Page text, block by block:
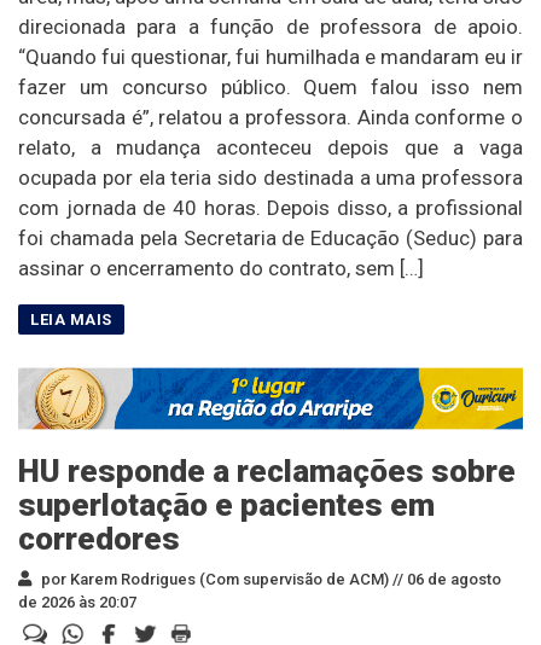
direcionada para a função de professora de apoio.
“Quando fui questionar, fui humilhada e mandaram eu ir
fazer um concurso público. Quem falou isso nem
concursada é”, relatou a professora. Ainda conforme o
relato, a mudança aconteceu depois que a vaga
ocupada por ela teria sido destinada a uma professora
com jornada de 40 horas. Depois disso, a profissional
foi chamada pela Secretaria de Educação (Seduc) para
assinar o encerramento do contrato, sem […]
HU responde a reclamações sobre
superlotação e pacientes em
corredores
por Karem Rodrigues (Com supervisão de ACM) // 06 de agosto
de 2026 às 20:07